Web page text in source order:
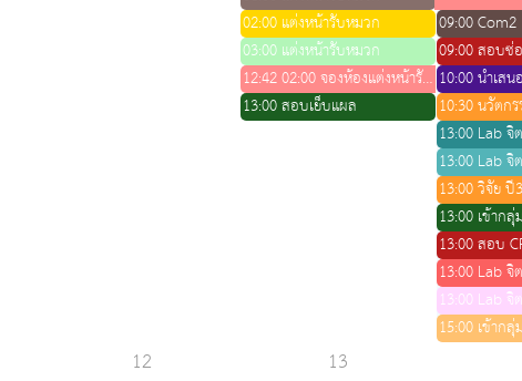
02:00 แต่งหน้ารับหมวก
03:00 แต่งหน้ารับหมวก
12:42 02:00 จองห้องแต่งหน้ารับหมวก
13:00 สอบเย็บแผล
09:00 Com2
10:00 นำเส
10:30 นวัตก
13:00 Lab จิ
13:00 Lab จิ
13:00 วิจัย ปี3
13:00 สอบ
13:00 Lab จิ
13:00 Lab จิ
12 13